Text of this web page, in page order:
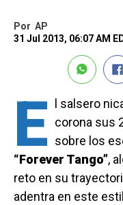
Por AP
31 Jul 2013, 06:07 AM
E l salsero
corona sus
sobre los
“Forever Tango”,
reto en su
adentra en este